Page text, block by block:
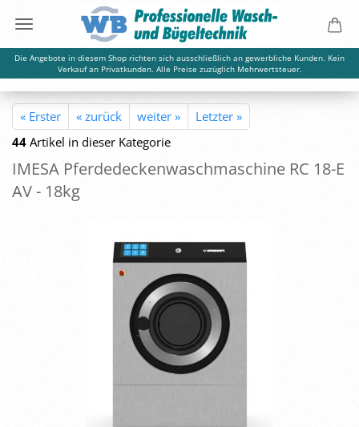
Die Angebote in diesem Shop richten sich ausschließlich an gewerbliche Kunden. Kein
Verkauf an Privatkunden. Alle Preise zuzüglich Mehrwertsteuer.
« Erster « zurück weiter »
Letzter »
44 Artikel in dieser Kategorie
IMESA Pfer­de­de­cken­wasch­ma­schi­ne RC 18-E
AV - 18kg